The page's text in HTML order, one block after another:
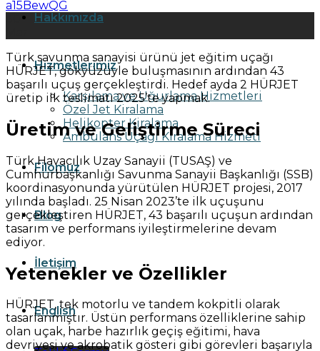
Hakkımızda
Hizmetlerimiz
Karşılama ve Uğurlama Hizmetleri
Özel Jet Kiralama
Helikopter Kiralama
Ambulans Uçağı Kiralama Hizmeti
Filomuz
Blog
İletişim
English
Türk savunma sanayisi ürünü jet eğitim uçağı
HÜRJET, gökyüzüyle buluşmasının ardından 43
başarılı uçuş gerçekleştirdi. Hedef ayda 2 HÜRJET
üretip ilk teslimatı 2025’te yapmak.
Üretim ve Geliştirme Süreci
Türk Havacılık Uzay Sanayii (TUSAŞ) ve
Cumhurbaşkanlığı Savunma Sanayii Başkanlığı (SSB)
koordinasyonunda yürütülen HÜRJET projesi, 2017
yılında başladı. 25 Nisan 2023’te ilk uçuşunu
gerçekleştiren HÜRJET, 43 başarılı uçuşun ardından
tasarım ve performans iyileştirmelerine devam
ediyor.
Yetenekler ve Özellikler
HÜRJET, tek motorlu ve tandem kokpitli olarak
tasarlanmıştır. Üstün performans özelliklerine sahip
olan uçak, harbe hazırlık geçiş eğitimi, hava
devriyesi ve akrobatik gösteri gibi görevleri başarıyla